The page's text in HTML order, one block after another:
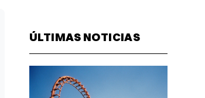
ÚLTIMAS NOTICIAS